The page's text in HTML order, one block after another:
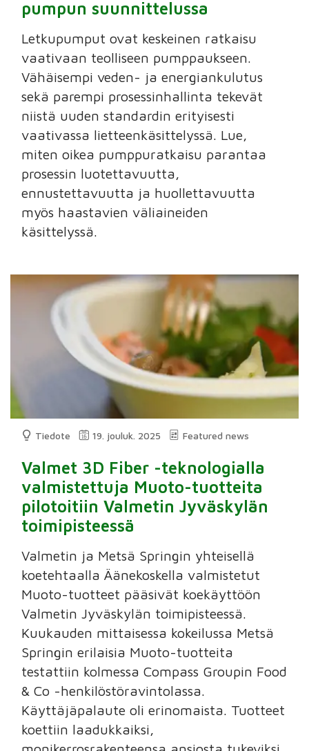
pumpun suunnittelussa
Letkupumput ovat keskeinen ratkaisu
vaativaan teolliseen pumppaukseen.
Vähäisempi veden- ja energiankulutus
sekä parempi prosessinhallinta tekevät
niistä uuden standardin erityisesti
vaativassa lietteenkäsittelyssä. Lue,
miten oikea pumppuratkaisu parantaa
prosessin luotettavuutta,
ennustettavuutta ja huollettavuutta
myös haastavien väliaineiden
käsittelyssä.
Tiedote 19. jouluk. 2025 Featured news
Valmet 3D Fiber -teknologialla
valmistettuja Muoto-tuotteita
pilotoitiin Valmetin Jyväskylän
toimipisteessä
Valmetin ja Metsä Springin yhteisellä
koetehtaalla Äänekoskella valmistetut
Muoto-tuotteet pääsivät koekäyttöön
Valmetin Jyväskylän toimipisteessä.
Kuukauden mittaisessa kokeilussa Metsä
Springin erilaisia Muoto-tuotteita
testattiin kolmessa Compass Groupin Food
& Co -henkilöstöravintolassa.
Käyttäjäpalaute oli erinomaista. Tuotteet
koettiin laadukkaiksi,